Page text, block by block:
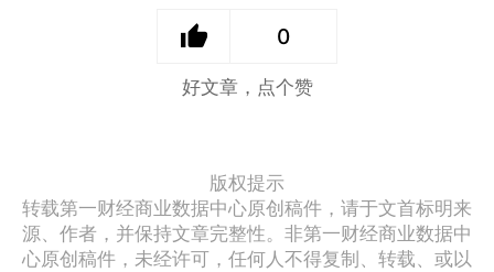
0
好文章，点个赞
版权提示
转载第一财经商业数据中心原创稿件，请于文首标明来
源、作者，并保持文章完整性。非第一财经商业数据中
心原创稿件，未经许可，任何人不得复制、转载、或以